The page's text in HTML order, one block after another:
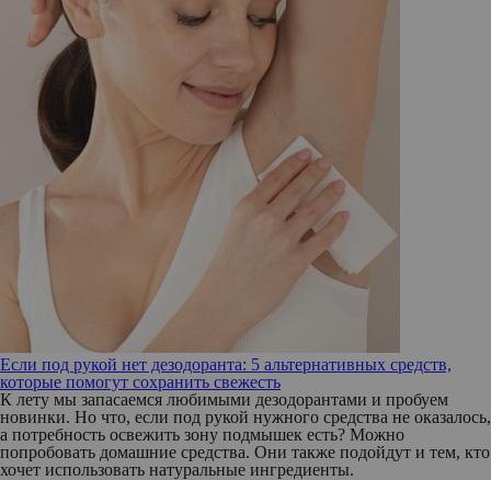
Если под рукой нет дезодоранта: 5 альтернативных средств,
которые помогут сохранить свежесть
К лету мы запасаемся любимыми дезодорантами и пробуем
новинки. Но что, если под рукой нужного средства не оказалось,
а потребность освежить зону подмышек есть? Можно
попробовать домашние средства. Они также подойдут и тем, кто
хочет использовать натуральные ингредиенты.